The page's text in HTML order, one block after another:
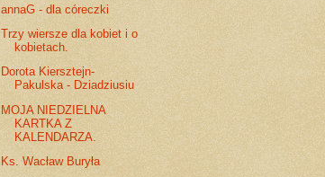
annaG - dla córeczki
Trzy wiersze dla kobiet i o
kobietach.
Dorota Kiersztejn-
Pakulska - Dziadziusiu
MOJA NIEDZIELNA
KARTKA Z
KALENDARZA.
Ks. Wacław Buryła